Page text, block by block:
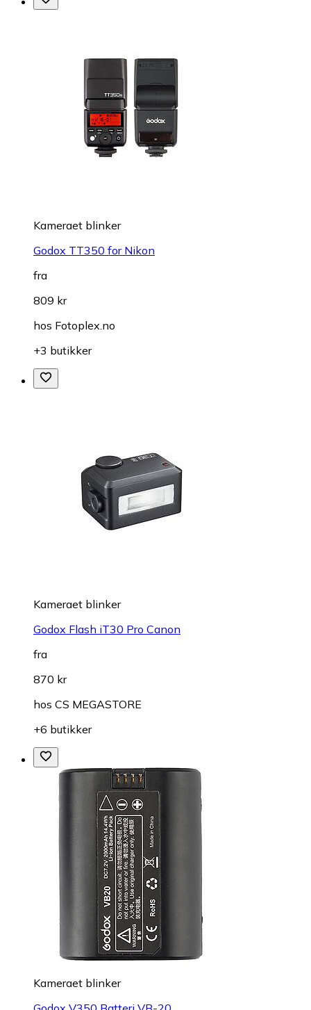
Kameraet blinker
Godox TT350 for Nikon
fra
809 kr
hos Fotoplex.no
+3 butikker
Kameraet blinker
Godox Flash iT30 Pro Canon
fra
870 kr
hos CS MEGASTORE
+6 butikker
Kameraet blinker